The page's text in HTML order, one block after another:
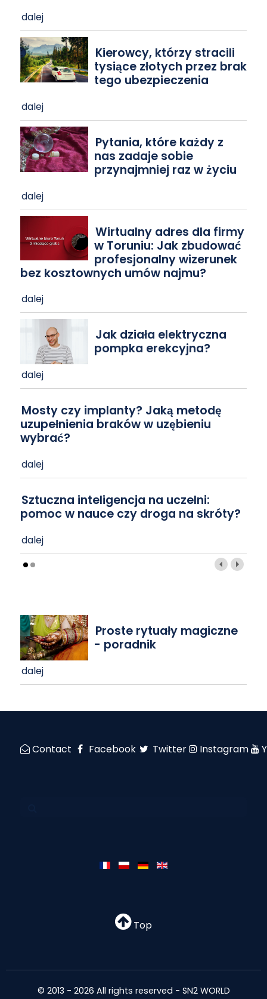
dalej
Kierowcy, którzy stracili
tysiące złotych przez brak
tego ubezpieczenia
dalej
Pytania, które każdy z
nas zadaje sobie
przynajmniej raz w życiu
dalej
Wirtualny adres dla firmy
w Toruniu: Jak zbudować
profesjonalny wizerunek
bez kosztownych umów najmu?
dalej
Jak działa elektryczna
pompka erekcyjna?
dalej
Mosty czy implanty? Jaką metodę
uzupełnienia braków w uzębieniu
wybrać?
dalej
Sztuczna inteligencja na uczelni:
pomoc w nauce czy droga na skróty?
dalej
Proste rytuały magiczne
- poradnik
dalej
Contact Facebook Twitter Instagram
Top
© 2013 - 2026 All rights reserved - SN2 WORLD